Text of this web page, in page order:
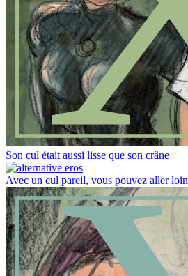
Son cul était aussi lisse que son crâne
Avec un cul pareil, vous pouvez aller loin